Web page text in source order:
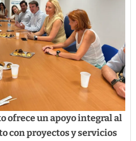
herramientas
ofrece un apoyo integral al
con proyectos y servicios